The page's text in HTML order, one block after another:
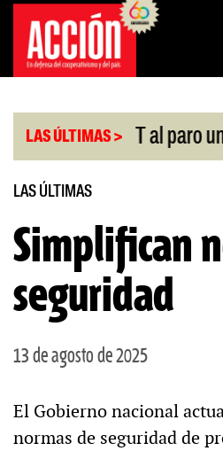
Saltar
contenido
LAS ÚLTIMAS >
de la CGT al paro
LAS ÚLTIMAS
Simplifican
seguridad
13 de agosto de 2025
El Gobierno nacional
normas de seguridad de